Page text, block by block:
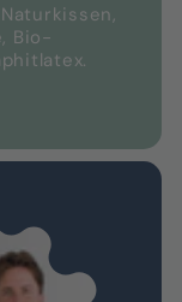
Bio-